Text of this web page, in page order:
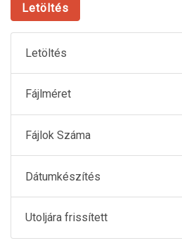
Letöltés
Letöltés
Fájlméret
Fájlok Száma
Dátumkészítés
Utoljára frissített